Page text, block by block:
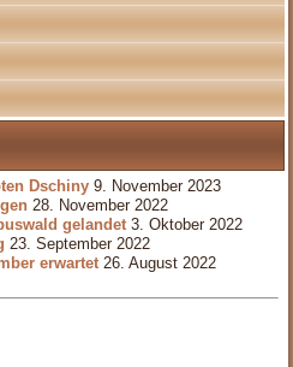
Dschiny 9. November 2023
28. November 2022
gelandet 3. Oktober 2022
23. September 2022
erwartet 26. August 2022